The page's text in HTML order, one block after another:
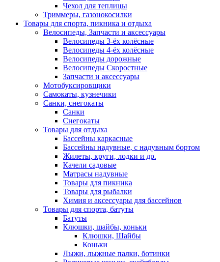
Чехол для теплицы
Триммеры, газонокосилки
Товары для спорта, пикника и отдыха
Велосипеды, Запчасти и аксессуары
Велосипеды 3-ёх колёсные
Велосипеды 4-ёх колёсные
Велосипеды дорожные
Велосипеды Скоростные
Запчасти и аксессуары
Мотобуксировщики
Самокаты, кузнечики
Санки, снегокаты
Санки
Снегокаты
Товары для отдыха
Бассейны каркасные
Бассейны надувные, с надувным бортом
Жилеты, круги, лодки и др.
Качели садовые
Матрасы надувные
Товары для пикника
Товары для рыбалки
Химия и аксессуары для бассейнов
Товары для спорта, батуты
Батуты
Клюшки, шайбы, коньки
Клюшки, Шайбы
Коньки
Лыжи, лыжные палки, ботинки